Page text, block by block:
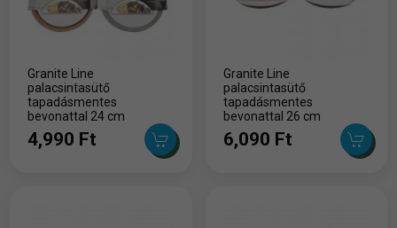
Granite Line
palacsintasütő
tapadásmentes
bevonattal 24 cm
4,990 Ft
Granite Line
palacsintasütő
tapadásmentes
bevonattal 26 cm
6,090 Ft